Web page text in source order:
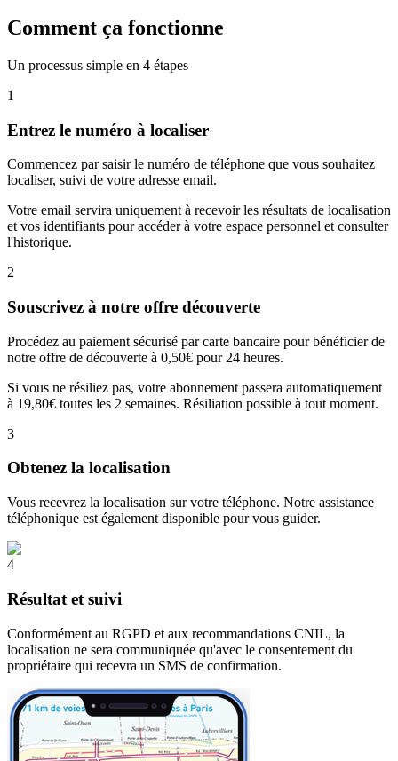
Comment ça fonctionne
Un processus simple en 4 étapes
1
Entrez le numéro à localiser
Commencez par saisir le numéro de téléphone que vous souhaitez
localiser, suivi de votre adresse email.
Votre email servira uniquement à recevoir les résultats de localisation
et vos identifiants pour accéder à votre espace personnel et consulter
l'historique.
2
Souscrivez à notre offre découverte
Procédez au paiement sécurisé par carte bancaire pour bénéficier de
notre offre de découverte à 0,50€ pour 24 heures.
Si vous ne résiliez pas, votre abonnement passera automatiquement
à 19,80€ toutes les 2 semaines. Résiliation possible à tout moment.
3
Obtenez la localisation
Vous recevrez la localisation sur votre téléphone. Notre assistance
téléphonique est également disponible pour vous guider.
4
Résultat et suivi
Conformément au RGPD et aux recommandations CNIL, la
localisation ne sera communiquée qu'avec le consentement du
propriétaire qui recevra un SMS de confirmation.